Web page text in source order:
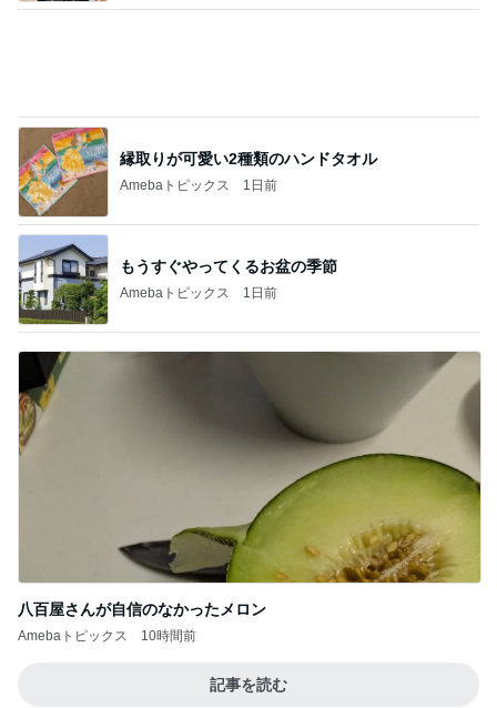
縁取りが可愛い2種類のハンドタオル
Amebaトピックス 1日前
もうすぐやってくるお盆の季節
Amebaトピックス 1日前
八百屋さんが自信のなかったメロン
Amebaトピックス 10時間前
記事を読む